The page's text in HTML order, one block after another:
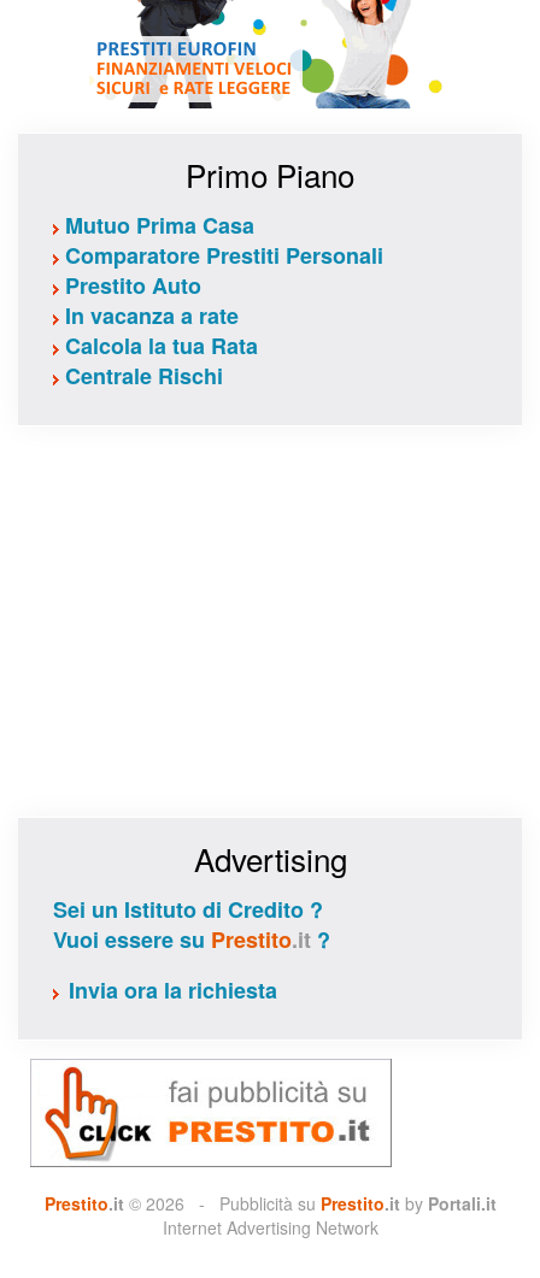
Primo Piano
Mutuo Prima Casa
Comparatore Prestiti Personali
Prestito Auto
In vacanza a rate
Calcola la tua Rata
Centrale Rischi
Advertising
Sei un Istituto di Credito ?
Vuoi essere su Prestito.it ?
Invia ora la richiesta
Prestito.it © 2026 - Pubblicità su Prestito.it by Portali.it
Internet Advertising Network